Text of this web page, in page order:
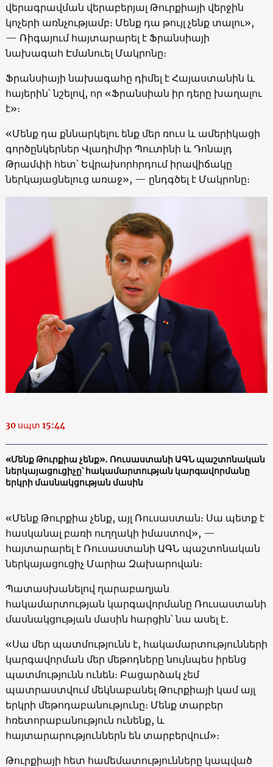
վերագրավման վերաբերյալ Թուրքիայի վերջին
կոչերի առնչությամբ։ Մենք դա թույլ չենք տալու»,
— Ռիգայում հայտարարել է Ֆրանսիայի
նախագահ Էմանուել Մակրոնը։
Ֆրանսիայի նախագահը դիմել է Հայաստանին և
հայերին՝ նշելով, որ «Ֆրանսիան իր դերը խաղալու
է»։
«Մենք դա քննարկելու ենք մեր ռուս և ամերիկացի
գործընկերներ Վլադիմիր Պուտինի և Դոնալդ
Թրամփի հետ՝ Եվրախորհրդում իրավիճակը
ներկայացնելուց առաջ», — ընդգծել է Մակրոնը։
30 սպտ 15:44
«Մենք Թուրքիա չենք»․ Ռուսաստանի ԱԳՆ պաշտոնական
ներկայացուցիչը՝ հակամարտության կարգավորմանը
երկրի մասնակցության մասին
«Մենք Թուրքիա չենք, այլ Ռուսաստան։ Սա պետք է
հասկանալ բառի ուղղակի իմաստով», —
հայտարարել է Ռուսաստանի ԱԳՆ պաշտոնական
ներկայացուցիչ Մարիա Զախարովան։
Պատասխանելով ղարաբաղյան
հակամարտության կարգավորմանը Ռուսաստանի
մասնակցության մասին հարցին՝ նա ասել է․
«Սա մեր պատմությունն է, հակամարտությունների
կարգավորման մեր մեթոդները նույնպես իրենց
պատմությունն ունեն։ Բացարձակ չեմ
պատրաստվում մեկնաբանել Թուրքիայի կամ այլ
երկրի մեթոդաբանությունը։ Մենք տարբեր
հռետորաբանություն ունենք, և
հայտարարություններն են տարբերվում»։
Թուրքիայի հետ համեմատությունները կապված